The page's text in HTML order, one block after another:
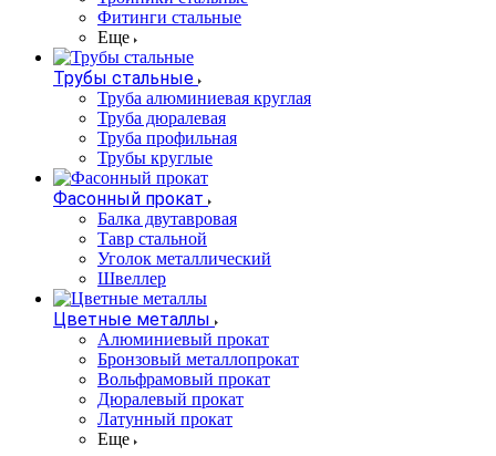
Фитинги стальные
Еще
Трубы стальные
Труба алюминиевая круглая
Труба дюралевая
Труба профильная
Трубы круглые
Фасонный прокат
Балка двутавровая
Тавр стальной
Уголок металлический
Швеллер
Цветные металлы
Алюминиевый прокат
Бронзовый металлопрокат
Вольфрамовый прокат
Дюралевый прокат
Латунный прокат
Еще